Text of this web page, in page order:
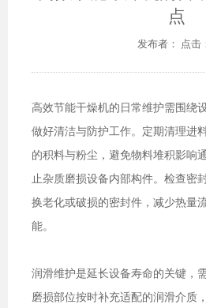
点
发布者： 点击
高效节能干燥机的日常维护需围绕
做好清洁与防护工作。定期清理进
的积料与粉尘，避免物料堆积影响
止杂质磨损设备内部构件。检查密
换老化或破损的密封件，减少热量
能。
润滑维护是延长设备寿命的关键，
磨损部位按时补充适配的润滑介质